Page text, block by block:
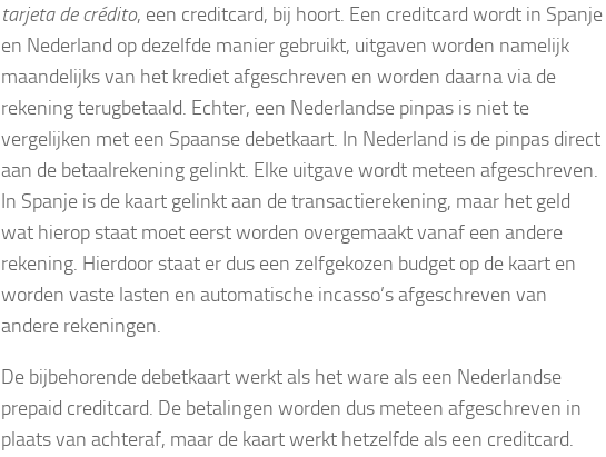
tarjeta de crédito, een creditcard, bij hoort. Een creditcard wordt in Spanje
en Nederland op dezelfde manier gebruikt, uitgaven worden namelijk
maandelijks van het krediet afgeschreven en worden daarna via de
rekening terugbetaald. Echter, een Nederlandse pinpas is niet te
vergelijken met een Spaanse debetkaart. In Nederland is de pinpas direct
aan de betaalrekening gelinkt. Elke uitgave wordt meteen afgeschreven.
In Spanje is de kaart gelinkt aan de transactierekening, maar het geld
wat hierop staat moet eerst worden overgemaakt vanaf een andere
rekening. Hierdoor staat er dus een zelfgekozen budget op de kaart en
worden vaste lasten en automatische incasso’s afgeschreven van
andere rekeningen.
De bijbehorende debetkaart werkt als het ware als een Nederlandse
prepaid creditcard. De betalingen worden dus meteen afgeschreven in
plaats van achteraf, maar de kaart werkt hetzelfde als een creditcard.